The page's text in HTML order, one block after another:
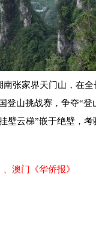
家界天门山，在全
登山挑战赛，争夺“登
壁云梯”嵌于绝壁，
澳门《华侨报》